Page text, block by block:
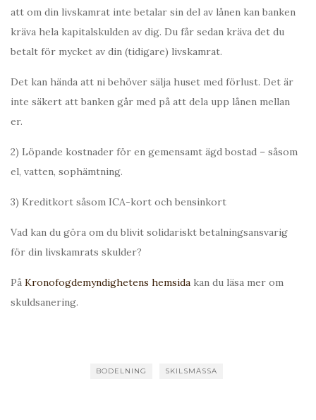
att om din livskamrat inte betalar sin del av lånen kan banken
kräva hela kapitalskulden av dig. Du får sedan kräva det du
betalt för mycket av din (tidigare) livskamrat.
Det kan hända att ni behöver sälja huset med förlust. Det är
inte säkert att banken går med på att dela upp lånen mellan
er.
2) Löpande kostnader för en gemensamt ägd bostad – såsom
el, vatten, sophämtning.
3) Kreditkort såsom ICA-kort och bensinkort
Vad kan du göra om du blivit solidariskt betalningsansvarig
för din livskamrats skulder?
På Kronofogdemyndighetens hemsida kan du läsa mer om
skuldsanering.
BODELNING SKILSMÄSSA